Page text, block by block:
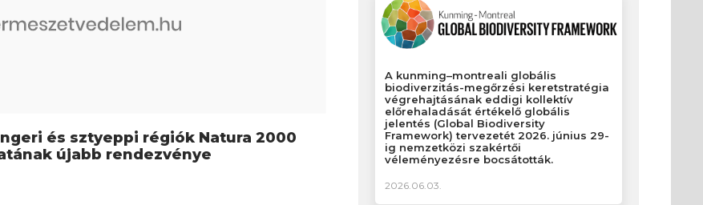
és sztyeppi régiók Natura 2000
újabb rendezvénye
A kunming–montreali globális
biodiverzitás-megőrzési keretstratégia
végrehajtásának eddigi kollektív
előrehaladását értékelő globális
jelentés (Global Biodiversity
Framework) tervezetét 2026. június 29-
ig nemzetközi szakértői
véleményezésre bocsátották.
2026.06.03.